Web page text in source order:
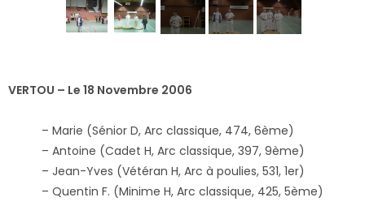
VERTOU – Le 18 Novembre 2006
– Marie (Sénior D, Arc classique, 474, 6ème)
– Antoine (Cadet H, Arc classique, 397, 9ème)
– Jean-Yves (Vétéran H, Arc à poulies, 531, 1er)
– Quentin F. (Minime H, Arc classique, 425, 5ème)